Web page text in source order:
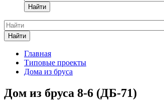
Найти
Найти
Главная
Типовые проекты
Дома из бруса
Дом из бруса 8-6 (ДБ-71)